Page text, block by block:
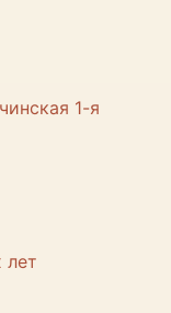
1-я